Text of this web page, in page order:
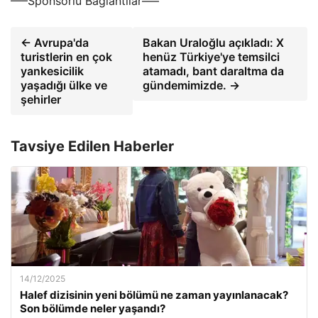
← Avrupa'da
turistlerin en çok
yankesicilik
yaşadığı ülke ve
şehirler
Bakan Uraloğlu açıkladı: X
henüz Türkiye'ye temsilci
atamadı, bant daraltma da
gündemimizde. →
Tavsiye Edilen Haberler
14/12/2025
Halef dizisinin yeni bölümü ne zaman yayınlanacak?
Son bölümde neler yaşandı?